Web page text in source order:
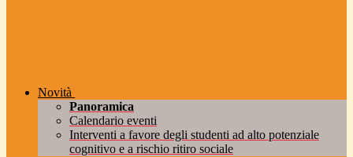
Novità
Panoramica
Calendario eventi
Interventi a favore degli studenti ad alto potenziale
cognitivo e a rischio ritiro sociale